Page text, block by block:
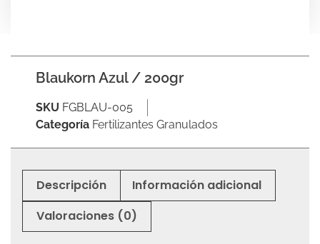
Blaukorn Azul / 200gr
SKU FGBLAU-005
Categoría Fertilizantes Granulados
Descripción
Información adicional
Valoraciones (0)